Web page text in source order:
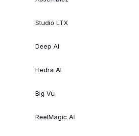
Studio LTX
Deep AI
Hedra AI
Big Vu
ReelMagic AI